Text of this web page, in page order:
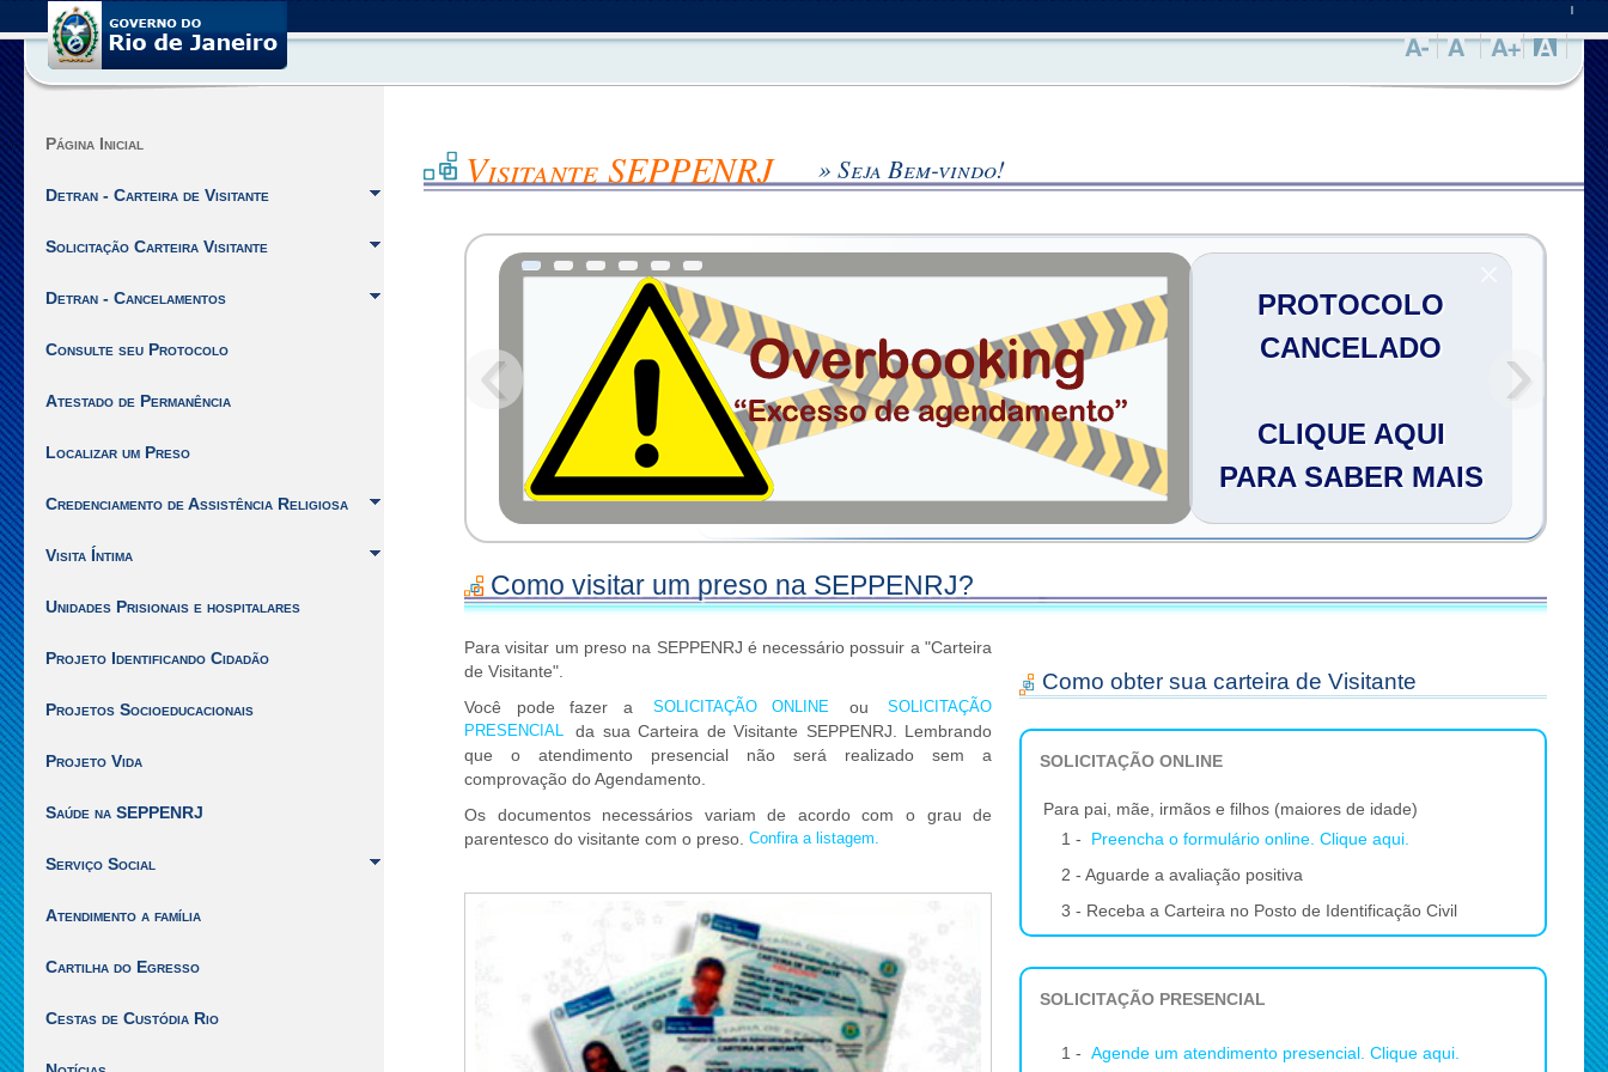
está
no
site
de
Visitantes
da
SEPPEN
do
Estado
do
Rio
de
Janeiro.
[Alt
conteúdo
Página Inicial
Detran - Carteira de Visitante
Solicitação Carteira Visitante
Detran - Cancelamentos
Consulte seu Protocolo
Atestado de Permanência
Localizar um Preso
Credenciamento de Assistência Religiosa
Visita Íntima
Unidades Prisionais e hospitalares
Projeto Identificando Cidadão
Projetos Socioeducacionais
Projeto Vida
Saúde na SEPPENRJ
Serviço Social
Atendimento a família
Cartilha do Egresso
Cestas de Custódia Rio
Visitante SEPPENRJ » Seja Bem-vindo!
PROTOCOLO
CANCELADO
CLIQUE AQUI
PARA SABER MAIS
‹ ›
Como visitar um preso na SEPPENRJ?
Para visitar um preso na SEPPENRJ é necessário possuir a "Carteira
de Visitante".
Você pode fazer a
SOLICITAÇÃO ONLINE ou
SOLICITAÇÃO
PRESENCIAL
da sua Carteira de Visitante SEPPENRJ. Lembrando
que o atendimento presencial não será realizado sem a
comprovação do Agendamento.
Os documentos necessários variam de acordo com o grau de
parentesco do visitante com o preso. Confira a listagem.
Como obter sua carteira de Visitante
SOLICITAÇÃO ONLINE
Para pai, mãe, irmãos e filhos (maiores de idade)
1 -
Preencha o formulário online. Clique aqui.
2 - Aguarde a avaliação positiva
3 - Receba a Carteira no Posto de Identificação Civil
SOLICITAÇÃO PRESENCIAL
1 - Agende um atendimento presencial. Clique aqui.